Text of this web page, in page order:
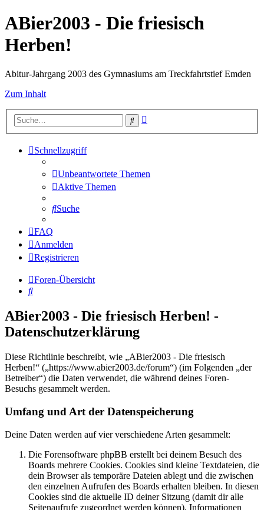
ABier2003 - Die friesisch
Herben!
Abitur-Jahrgang 2003 des Gymnasiums am Treckfahrtstief Emden
Zum Inhalt
Suche
Schnellzugriff
Unbeantwortete Themen
Aktive Themen
Suche
FAQ
Anmelden
Registrieren
Foren-Übersicht
Suche
ABier2003 - Die friesisch Herben! -
Datenschutzerklärung
Diese Richtlinie beschreibt, wie „ABier2003 - Die friesisch
Herben!“ („https://www.abier2003.de/forum“) (im Folgenden „der
Betreiber“) die Daten verwendet, die während deines Foren-
Besuchs gesammelt werden.
Umfang und Art der Datenspeicherung
Deine Daten werden auf vier verschiedene Arten gesammelt:
Die Forensoftware phpBB erstellt bei deinem Besuch des
Boards mehrere Cookies. Cookies sind kleine Textdateien, die
dein Browser als temporäre Dateien ablegt und die zwischen
den einzelnen Aufrufen des Boards erhalten bleiben. In diesen
Cookies sind die aktuelle ID deiner Sitzung (damit dir alle
Seitenaufrufe zugeordnet werden können), Informationen